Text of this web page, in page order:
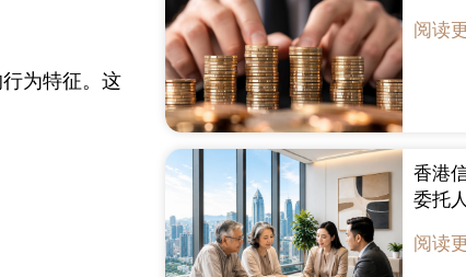
为特征。这
阅读
香港
委托
阅读